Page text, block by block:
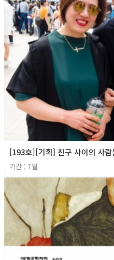
[193호][기획] 친구 사이의 사
기간 : 7월